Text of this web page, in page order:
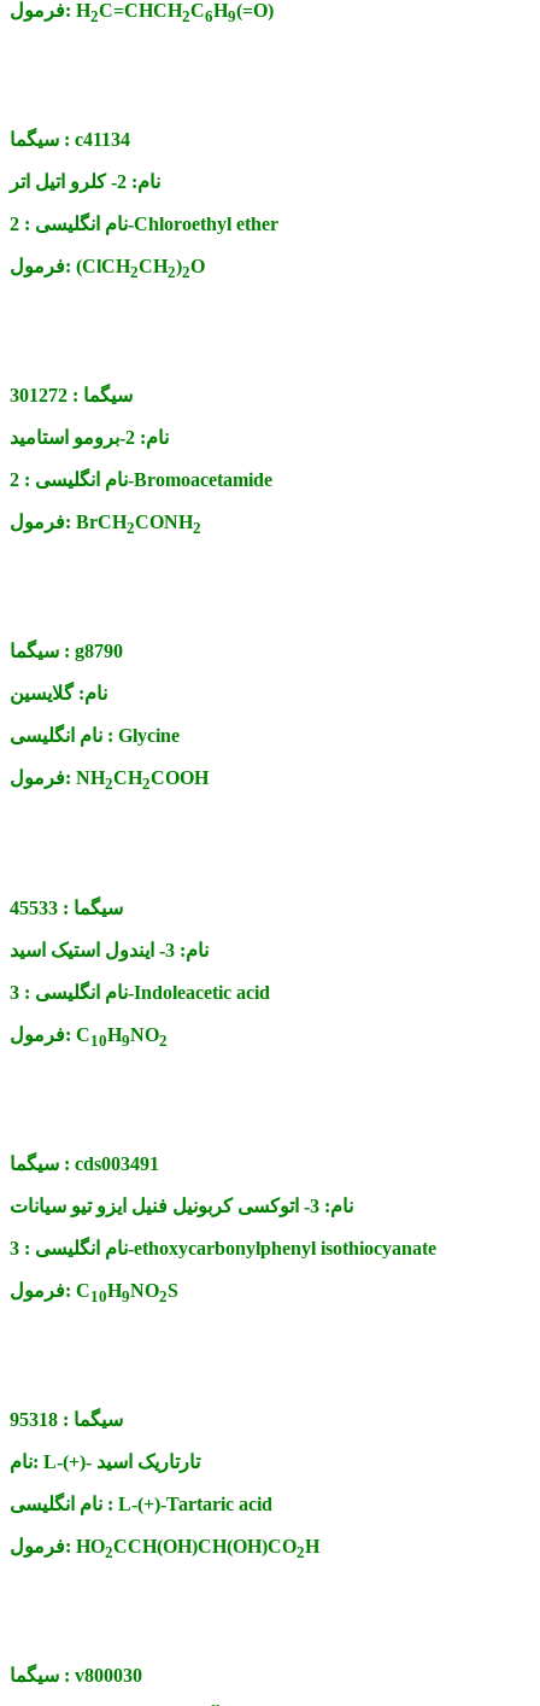
فرمول: H2C=CHCH2C6H9(=O)
سیگما : c41134
نام: 2- کلرو اتیل اتر
نام انگلیسی :2-Chloroethyl ether
فرمول: (ClCH2CH2)2O
سیگما : 301272
نام: 2-برومو استامید
نام انگلیسی :2-Bromoacetamide
فرمول: BrCH2CONH2
سیگما : g8790
نام: گلایسین
نام انگلیسی : Glycine
فرمول: NH2CH2COOH
سیگما : 45533
نام: 3- ایندول استیک اسید
نام انگلیسی :3-Indoleacetic acid
فرمول: C10H9NO2
سیگما : cds003491
نام: 3- اتوکسی کربونیل فنیل ایزو تیو سیانات
نام انگلیسی :3-ethoxycarbonylphenyl isothiocyanate
فرمول: C10H9NO2S
سیگما : 95318
نام: L-(+)- تارتاریک اسید
نام انگلیسی : L-(+)-Tartaric acid
فرمول: HO2CCH(OH)CH(OH)CO2H
سیگما : v800030